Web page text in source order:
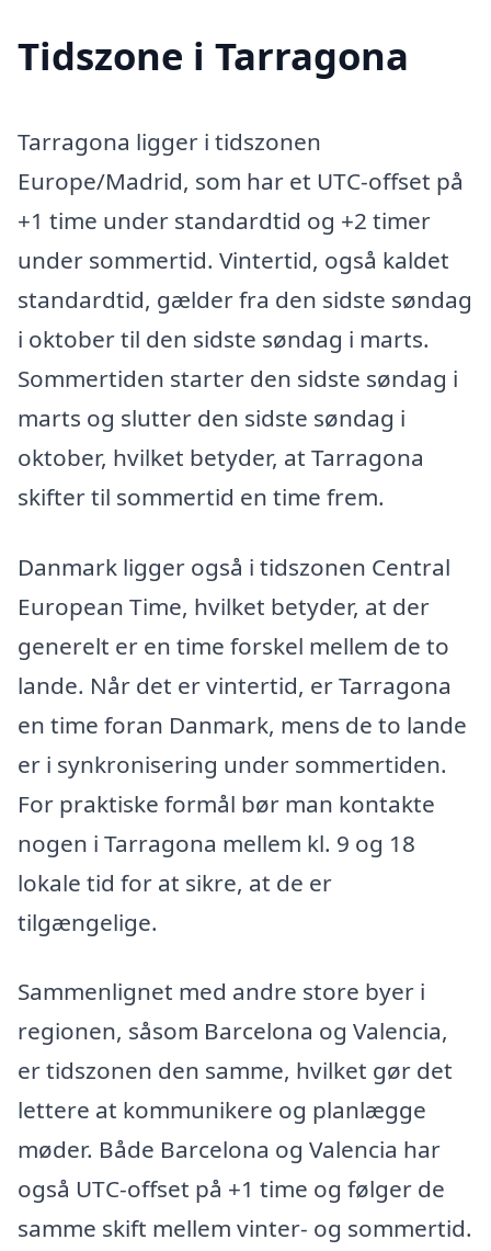
Tidszone i Tarragona
Tarragona ligger i tidszonen
Europe/Madrid, som har et UTC-offset på
+1 time under standardtid og +2 timer
under sommertid. Vintertid, også kaldet
standardtid, gælder fra den sidste søndag
i oktober til den sidste søndag i marts.
Sommertiden starter den sidste søndag i
marts og slutter den sidste søndag i
oktober, hvilket betyder, at Tarragona
skifter til sommertid en time frem.
Danmark ligger også i tidszonen Central
European Time, hvilket betyder, at der
generelt er en time forskel mellem de to
lande. Når det er vintertid, er Tarragona
en time foran Danmark, mens de to lande
er i synkronisering under sommertiden.
For praktiske formål bør man kontakte
nogen i Tarragona mellem kl. 9 og 18
lokale tid for at sikre, at de er
tilgængelige.
Sammenlignet med andre store byer i
regionen, såsom Barcelona og Valencia,
er tidszonen den samme, hvilket gør det
lettere at kommunikere og planlægge
møder. Både Barcelona og Valencia har
også UTC-offset på +1 time og følger de
samme skift mellem vinter- og sommertid.